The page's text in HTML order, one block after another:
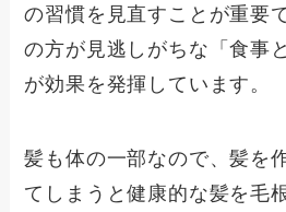
の習慣を見直すことが重要
の方が見逃しがちな「食事
が効果を発揮しています。
髪も体の一部なので、髪を
てしまうと健康的な髪を毛